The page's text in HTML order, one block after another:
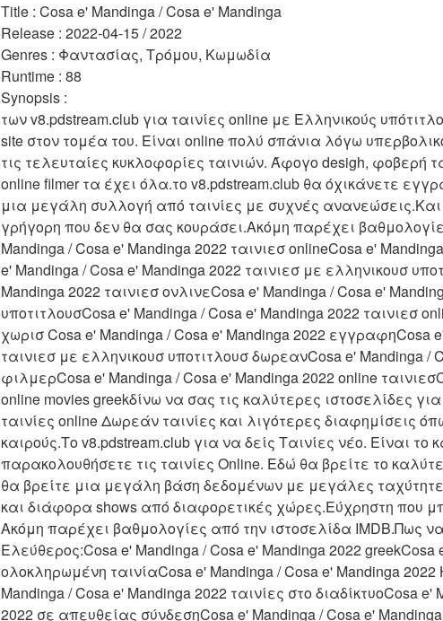
Title : Cosa e' Mandinga / Cosa e' Mandinga
Release : 2022-04-15 / 2022
Genres : Φαντασίας, Τρόμου, Κωμωδία
Runtime : 88
Synopsis :
των v8.pdstream.club για ταινίες online με Ελληνικούς
site στον τομέα του. Είναι online πολύ σπάνια λόγω
τις τελευταίες κυκλοφορίες ταινιών. Άφογο desigh, φοβερή
online filmer τα έχει όλα.το v8.pdstream.club θα όχικάνετε
μια μεγάλη συλλογή από ταινίες με συχνές
γρήγορη που δεν θα σας κουράσει.Ακόμη παρέχει
Mandinga / Cosa e' Mandinga 2022 ταινιεσ onlineCosa e'
e' Mandinga / Cosa e' Mandinga 2022 ταινιεσ με ελληνικουσ
Mandinga 2022 ταινιεσ ονλινεCosa e' Mandinga / Cosa e'
υποτιτλουσCosa e' Mandinga / Cosa e' Mandinga 2022 ταινιεσ
χωρισ Cosa e' Mandinga / Cosa e' Mandinga 2022 εγγραφηCosa
ταινιεσ με ελληνικουσ υποτιτλουσ δωρεανCosa e' Mandinga /
φιλμερCosa e' Mandinga / Cosa e' Mandinga 2022 online
online movies greekδίνω να σας τις καλύτερες ιστοσελίδες
ταινίες online Δωρεάν ταινίες και λιγότερες διαφημίσεις
καιρούς.Το v8.pdstream.club για να δείς Ταινίες νέο. Είναι
παρακολουθήσετε τις ταινίες Online. Εδώ θα βρείτε το
θα βρείτε μια μεγάλη βάση δεδομένων με μεγάλες
και διάφορα shows από διαφορετικές χώρες.Εύχρηστη που
Ακόμη παρέχει βαθμολογίες από την ιστοσελίδα IMDB.Πως
Ελεύθερος:Cosa e' Mandinga / Cosa e' Mandinga 2022 greekCosa
ολοκληρωμένη ταινίαCosa e' Mandinga / Cosa e' Mandinga
Mandinga / Cosa e' Mandinga 2022 ταινίες στο διαδίκτυοCosa
2022 σε απευθείας σύνδεσηCosa e' Mandinga / Cosa e'